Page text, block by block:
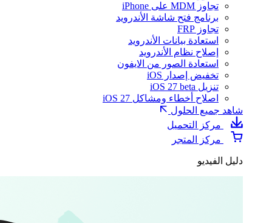
تجاوز MDM على iPhone
برنامج فتح شاشة الأندرويد
تجاوز FRP
استعادة بيانات الأندرويد
إصلاح نظام الأندرويد
استعادة الصور من الايفون
تخفيض إصدار iOS
تنزيل iOS 27 beta
اصلاح أخطاء ومشاكل iOS 27
شاهد جميع الحلول
مركز التحميل
مركز المتجر
دليل الفيديو